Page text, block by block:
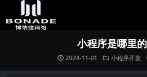
小程序是哪里的
2024-11-01 小程序开发